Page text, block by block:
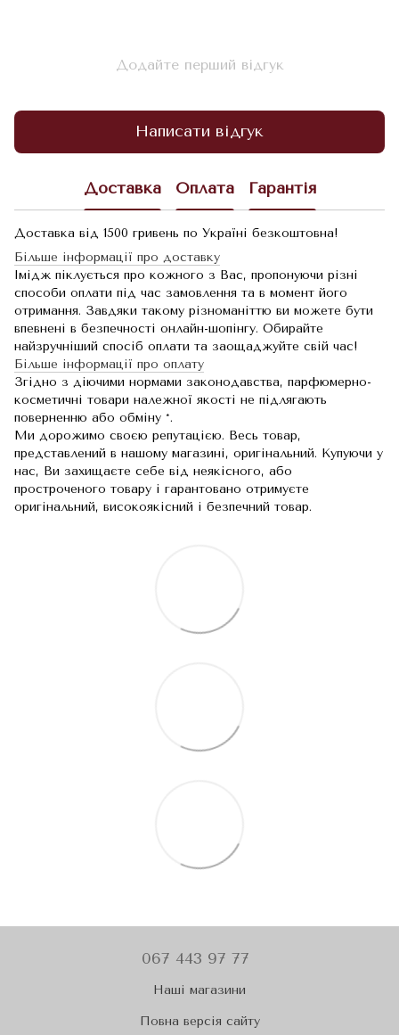
Додайте перший відгук
Написати відгук
Доставка Оплата Гарантія
Доставка від 1500 гривень по Україні безкоштовна!
Більше інформації про доставку
Імідж піклується про кожного з Вас, пропонуючи різні
способи оплати під час замовлення та в момент його
отримання. Завдяки такому різноманіттю ви можете бути
впевнені в безпечності онлайн-шопінгу. Обирайте
найзручніший спосіб оплати та заощаджуйте свій час!
Більше інформації про оплату
Згідно з діючими нормами законодавства, парфюмерно-
косметичні товари належної якості не підлягають
поверненню або обміну *.
Ми дорожимо своєю репутацією. Весь товар,
представлений в нашому магазині, оригінальний. Купуючи у
нас, Ви захищаєте себе від неякісного, або
простроченого товару і гарантовано отримуєте
оригінальний, високоякісний і безпечний товар.
067 443 97 77
Наші магазини
Повна версія сайту